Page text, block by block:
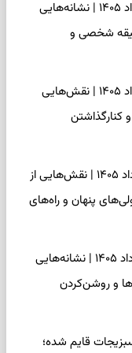
فال اسم امروز جمعه ۱۶ مرداد ۱۴۰۵ | نشانه‌هایی
شخصی و
فال چای امروز جمعه ۱۶ مرداد ۱۴۰۵ | نقش‌هایی
فال قهوه امروز جمعه ۱۶ مرداد ۱۴۰۵ | نقش‌هایی از
پنهان و راه‌های
فال شمع امروز جمعه ۱۶ مرداد ۱۴۰۵ | نشانه‌هایی
و روشن‌کردن
قایم شده؛